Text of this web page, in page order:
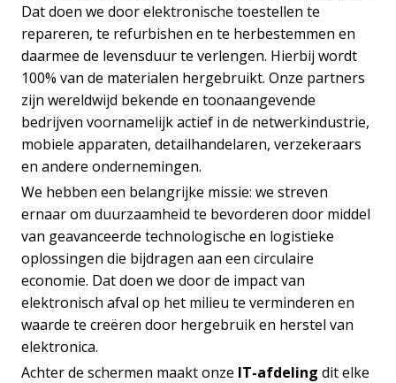
Dat doen we door elektronische toestellen te
repareren, te refurbishen en te herbestemmen en
daarmee de levensduur te verlengen. Hierbij wordt
100% van de materialen hergebruikt. Onze partners
zijn wereldwijd bekende en toonaangevende
bedrijven voornamelijk actief in de netwerkindustrie,
mobiele apparaten, detailhandelaren, verzekeraars
en andere ondernemingen.
We hebben een belangrijke missie: we streven
ernaar om duurzaamheid te bevorderen door middel
van geavanceerde technologische en logistieke
oplossingen die bijdragen aan een circulaire
economie. Dat doen we door de impact van
elektronisch afval op het milieu te verminderen en
waarde te creëren door hergebruik en herstel van
elektronica.
Achter de schermen maakt onze IT-afdeling dit elke